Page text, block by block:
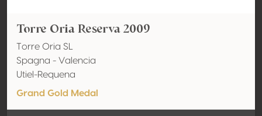
Torre Oria Reserva 2009
Torre Oria SL
Spagna - Valencia
Utiel-Requena
Grand Gold Medal